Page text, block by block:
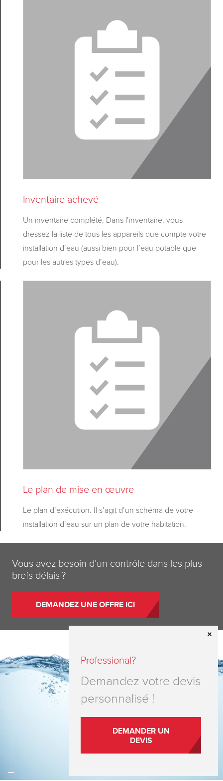
Inventaire achevé
Un inventaire complété. Dans l’inventaire, vous
dressez la liste de tous les appareils que compte votre
installation d’eau (aussi bien pour l’eau potable que
pour les autres types d’eau).
Le plan de mise en œuvre
Le plan d’exécution. Il s’agit d’un schéma de votre
installation d’eau sur un plan de votre habitation.
Vous avez besoin d’un contrôle dans les plus
brefs délais ?
DEMANDEZ UNE OFFRE ICI
Professional?
Demandez votre devis
personnalisé !
DEMANDER UN
DEVIS